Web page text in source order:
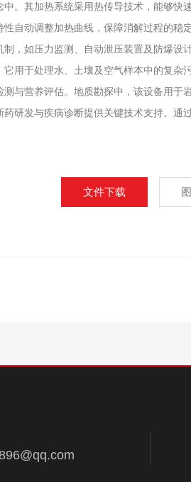
。其加热系统采用热传导技术，能够
自动调整加热曲线，保障消解过程的
，如压力监测、自动泄压装置及防爆设
用于处理水、土壤及空气样本中的复
与营养评估。地质勘探中，该设备用
研发与疾病诊断提供关键技术支持。
文件下载